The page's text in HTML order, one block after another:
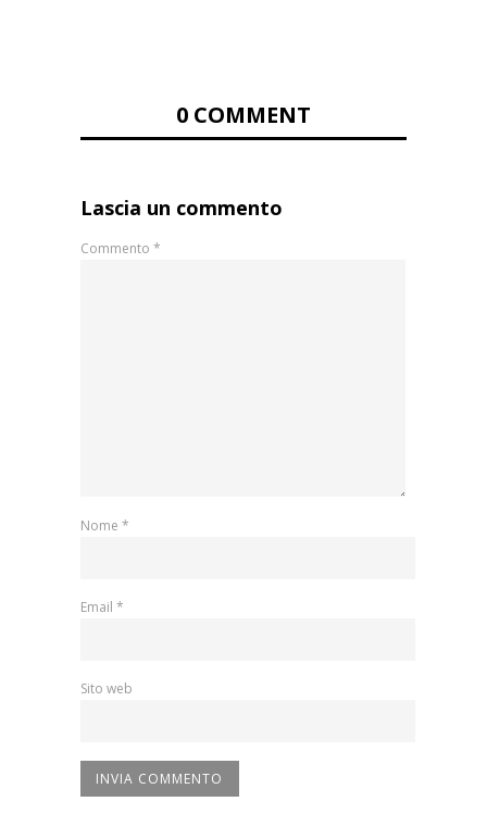
0 COMMENT
Lascia un commento
Commento *
Nome *
Email *
Sito web